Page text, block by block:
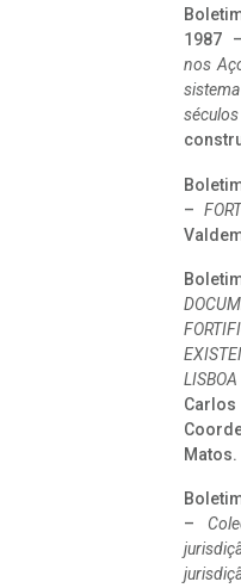
1987
nos
–
–